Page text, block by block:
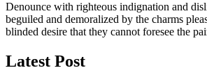
Denounce with righteous indignation and
beguiled and demoralized by the charms
blinded desire that they cannot foresee the
Latest Post